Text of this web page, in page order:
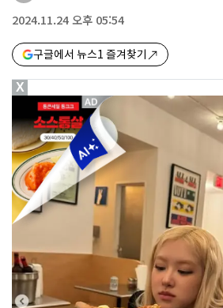
2024.11.24 오후 05:54
구글에서 뉴스1 즐겨찾기
X